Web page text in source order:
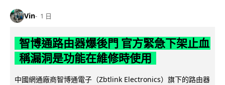
Vin 1 日
智博通路由器爆後門 官方緊急下架止血
稱漏洞是功能在維修時使用
中國網通廠商智博通電子（Zbtlink Electronics）旗下的路由器